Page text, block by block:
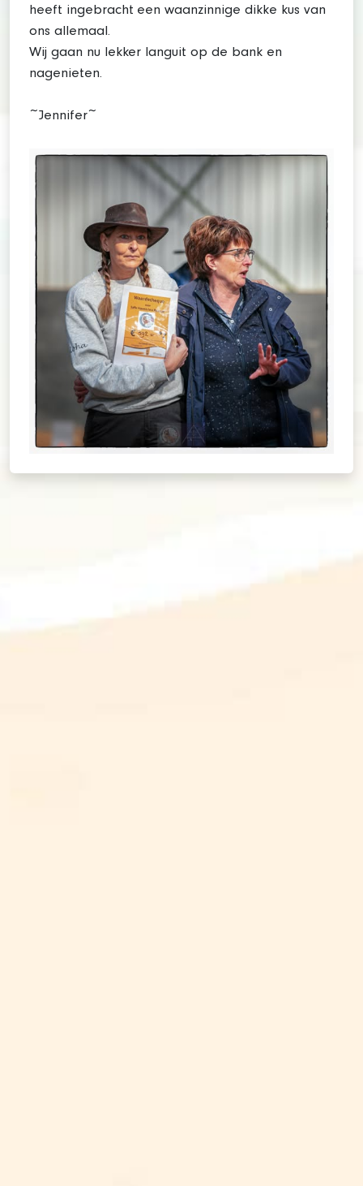
heeft ingebracht een waanzinnige dikke kus van
ons allemaal.
Wij gaan nu lekker languit op de bank en
nagenieten.
~Jennifer~